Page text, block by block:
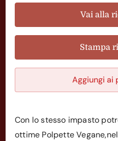
Vai alla
Stampa
Aggiungi ai
Con lo stesso impasto
ottime Polpette